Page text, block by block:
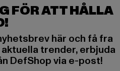
FÖR ATT HÅLLA
här och få fra
trender, erbjuda
DefShop via e-post!